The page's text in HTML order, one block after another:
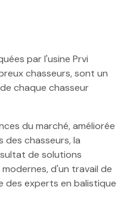
par l'usine Prvi
chasseurs, sont un
chaque chasseur
du marché, améliorée
des chasseurs, la
de solutions
d'un travail de
des experts en balistique